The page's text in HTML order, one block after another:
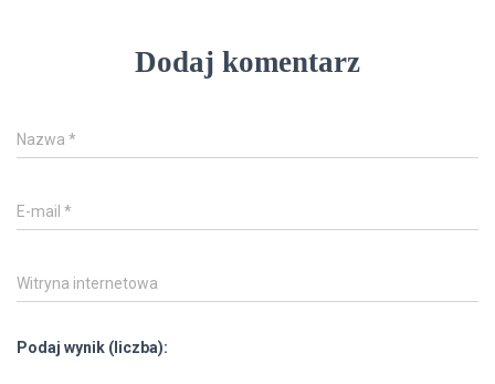
Dodaj komentarz
Nazwa *
E-mail *
Witryna internetowa
Podaj wynik (liczba):